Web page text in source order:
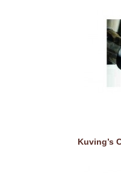
Kuving’s